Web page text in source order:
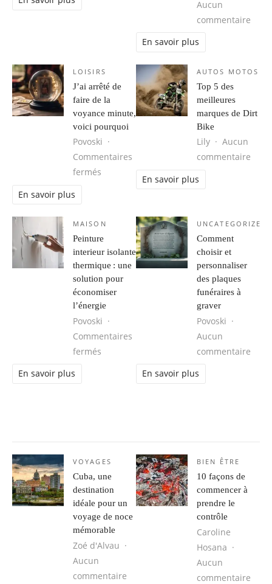
Aucun
commentaire
En savoir plus
LOISIRS
J’ai arrêté de
faire de la
voyance minute,
voici pourquoi
Povoski
Commentaires
fermés
En savoir plus
AUTOS MOTOS
Top 5 des
meilleures
marques de Dirt
Bike
Lily
Aucun
commentaire
En savoir plus
MAISON
Peinture
interieur isolante
thermique : une
solution pour
économiser
l’énergie
Povoski
Commentaires
fermés sur Peinture interieur isolante
En savoir plus
UNCATEGORIZED
Comment
choisir et
personnaliser
des plaques
funéraires à
graver
Povoski
Aucun
commentaire
En savoir plus
VOYAGES
Cuba, une
destination
idéale pour un
voyage de noce
mémorable
Zoé d'Alvau
Aucun
commentaire sur Cuba, une destination idéale
BIEN ÊTRE
10 façons de
commencer à
prendre le
contrôle
Caroline
Hosana
Aucun
commentaire